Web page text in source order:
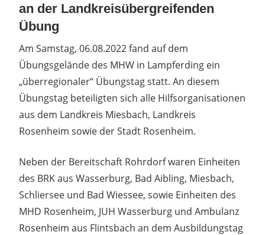
an der Landkreisübergreifenden
Übung
Am Samstag, 06.08.2022 fand auf dem
Übungsgelände des MHW in Lampferding ein
„überregionaler“ Übungstag statt. An diesem
Übungstag beteiligten sich alle Hilfsorganisationen
aus dem Landkreis Miesbach, Landkreis
Rosenheim sowie der Stadt Rosenheim.
Neben der Bereitschaft Rohrdorf waren Einheiten
des BRK aus Wasserburg, Bad Aibling, Miesbach,
Schliersee und Bad Wiessee, sowie Einheiten des
MHD Rosenheim, JUH Wasserburg und Ambulanz
Rosenheim aus Flintsbach an dem Ausbildungstag